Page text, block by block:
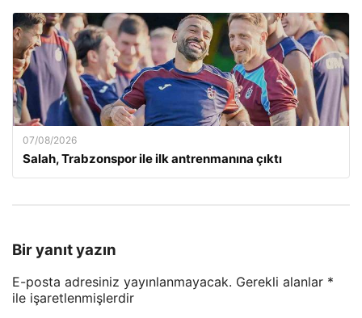
07/08/2026
Salah, Trabzonspor ile ilk antrenmanına çıktı
Bir yanıt yazın
E-posta adresiniz yayınlanmayacak. Gerekli alanlar *
ile işaretlenmişlerdir